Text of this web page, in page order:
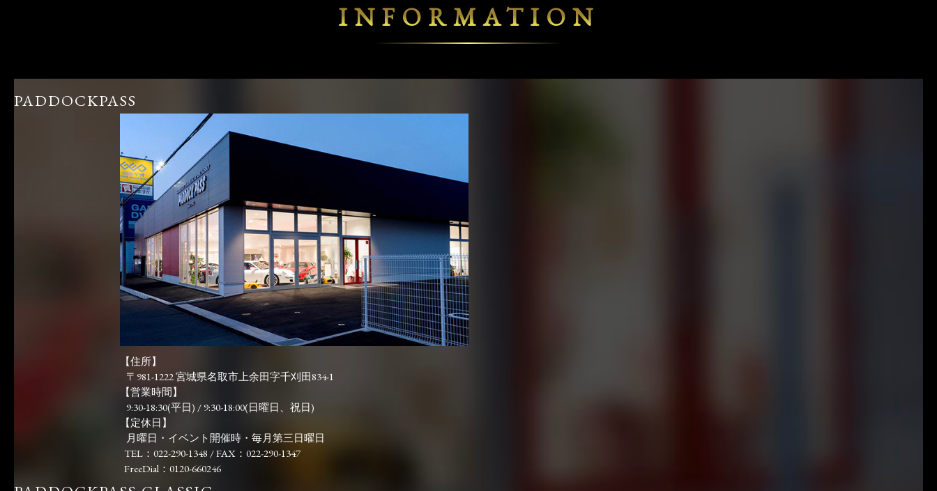
INFORMATION
PADDOCKPASS
【住所】
〒981-1222 宮城県名取市上余田字千刈田834-1
【営業時間】
9:30-18:30(平日) / 9:30-18:00(日曜日、祝日)
【定休日】
月曜日・イベント開催時・毎月第三日曜日
TEL：022-290-1348 / FAX：022-290-1347
FreeDial：0120-660246